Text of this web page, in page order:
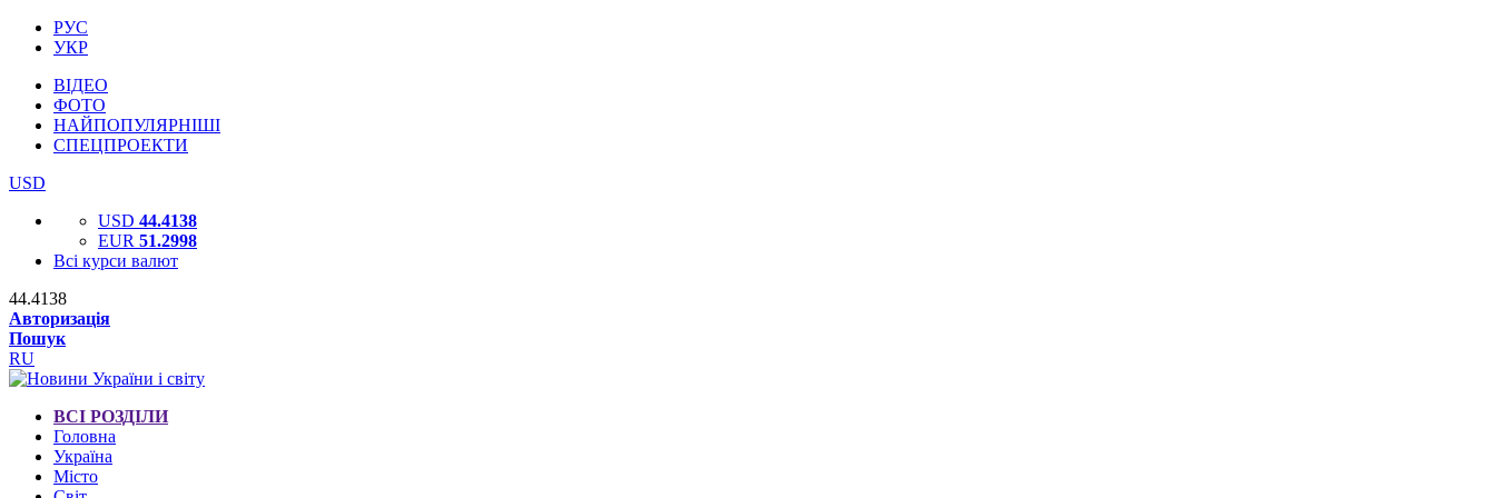
РУС
УКР
ВІДЕО
ФОТО
НАЙПОПУЛЯРНІШІ
СПЕЦПРОЕКТИ
USD
USD 44.4138
EUR 51.2998
Всі курси валют
44.4138
Авторизація
Пошук
RU
ВСІ РОЗДІЛИ
Головна
Україна
Місто